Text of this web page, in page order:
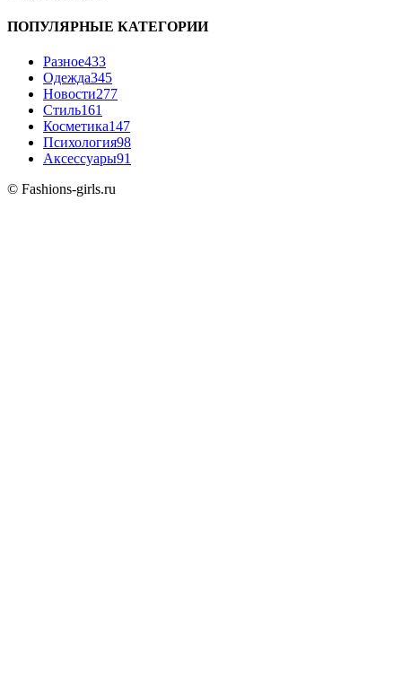
ПОПУЛЯРНЫЕ КАТЕГОРИИ
Разное433
Одежда345
Новости277
Стиль161
Косметика147
Психология98
Аксессуары91
© Fashions-girls.ru